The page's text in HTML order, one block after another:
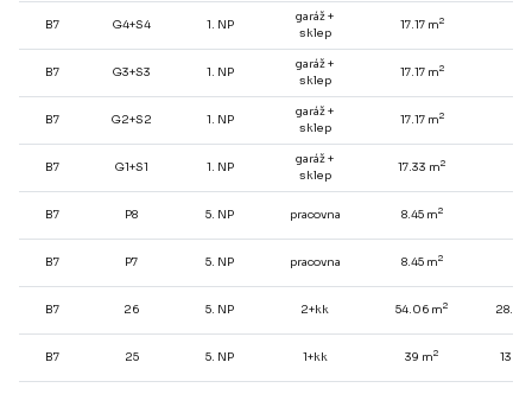
B7 G4+S4 1. NP
garáž +
sklep
17.17 m2
B7 G3+S3 1. NP
garáž +
sklep
17.17 m2
B7 G2+S2 1. NP
garáž +
sklep
17.17 m2
B7 G1+S1 1. NP
garáž +
sklep
17.33 m2
B7 P8 5. NP pracovna 8.45 m2
B7 P7 5. NP pracovna 8.45 m2
B7 26 5. NP 2+kk 54.06 m2 28.73
B7 25 5. NP 1+kk 39 m2 13.4